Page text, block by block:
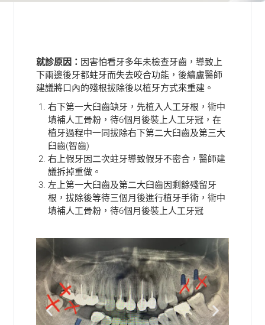
就診原因： 因害怕看牙多年未檢查牙齒，導致上
下兩邊後牙都蛀牙而失去咬合功能，後續盧醫師
建議將口內的殘根拔除後以植牙方式來重建。
右下第一大臼齒缺牙，先植入人工牙根，術中
填補人工骨粉，待6個月後裝上人工牙冠，在
植牙過程中一同拔除右下第二大臼齒及第三大
臼齒(智齒)
右上假牙因二次蛀牙導致假牙不密合，醫師建
議拆掉重做。
左上第一大臼齒及第二大臼齒因剩餘殘留牙
根，拔除後等待三個月後進行植牙手術，術中
填補人工骨粉，待6個月後裝上人工牙冠